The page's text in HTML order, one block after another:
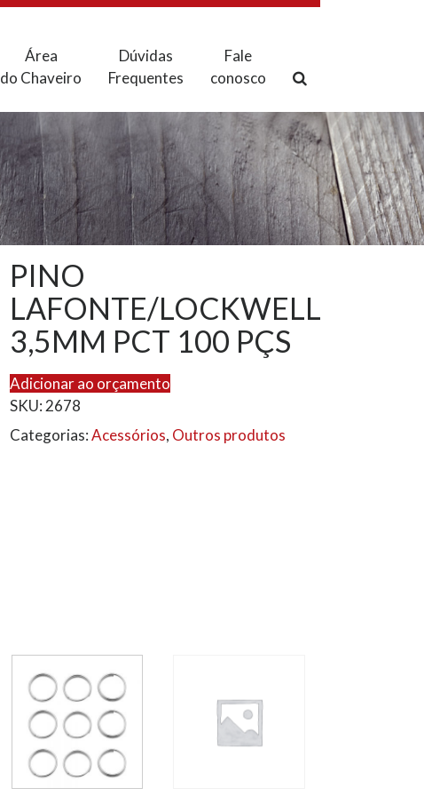
Área
do Chaveiro
Dúvidas
Frequentes
Fale
conosco
PINO
LAFONTE/LOCKWELL
3,5MM PCT 100 PÇS
Adicionar ao orçamento
SKU: 2678
Categorias:Acessórios, Outros produtos